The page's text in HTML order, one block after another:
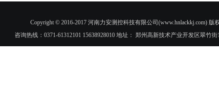
Copyright © 2016-2017 河南力安测控科技有限公司(www.hnlackkj.com)
咨询热线：0371-61312101 15638928010 地址： 郑州高新技术产业开发区翠竹